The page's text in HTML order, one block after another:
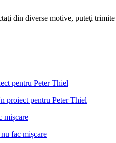
din diverse motive, puteţi
proiect pentru Peter Thiel
fac mișcare